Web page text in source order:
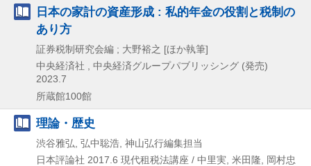
日本の家計の資産形成 : 私的年金の役割と税制の
あり方
証券税制研究会編 ; 大野裕之 [ほか執筆]
中央経済社 , 中央経済グループパブリッシング (発売)
2023.7
所蔵館100館
理論・歴史
渋谷雅弘, 弘中聡浩, 神山弘行編集担当
日本評論社 2017.6 現代租税法講座 / 中里実, 米田隆,
岡村忠